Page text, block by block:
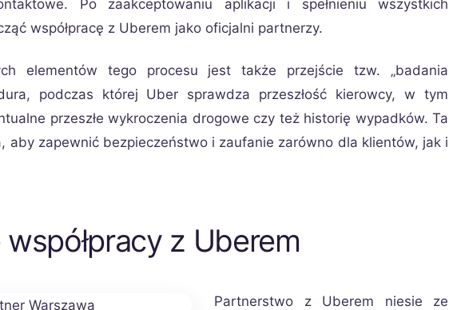
Po zaakceptowaniu aplikacji i spełnieniu wszystkich
współpracę z Uberem jako oficjalni partnerzy.
elementów tego procesu jest także przejście tzw. „badania
podczas której Uber sprawdza przeszłość kierowcy, w tym
przeszłe wykroczenia drogowe czy też historię wypadków. Ta
aby zapewnić bezpieczeństwo i zaufanie zarówno dla klientów, jak i
z Uberem
Partnerstwo z Uberem niesie ze